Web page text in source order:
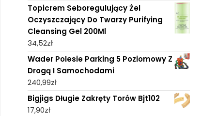
Topicrem Seboregulujący Żel
Oczyszczający Do Twarzy Purifying
Cleansing Gel 200Ml
34,52zł
Wader Polesie Parking 5 Poziomowy Z
Drogą I Samochodami
240,99zł
Bigjigs Długie Zakręty Torów Bjt102
17,90zł